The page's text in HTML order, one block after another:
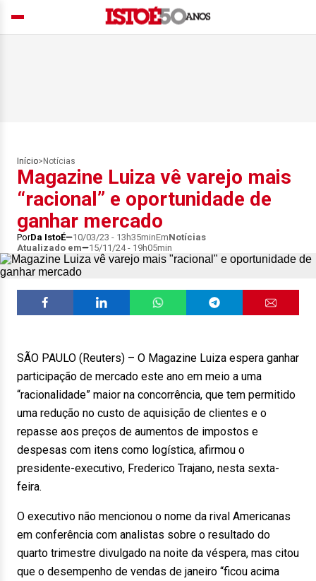
Início> Notícias
Magazine Luiza vê varejo mais
“racional” e oportunidade de
ganhar mercado
PorDa IstoÉ 10/03/23 - 13h35minEmNotícias
Atualizado em
15/11/24 - 19h05min
SÃO PAULO (Reuters) – O Magazine Luiza espera ganhar
participação de mercado este ano em meio a uma
“racionalidade” maior na concorrência, que tem permitido
uma redução no custo de aquisição de clientes e o
repasse aos preços de aumentos de impostos e
despesas com itens como logística, afirmou o
presidente-executivo, Frederico Trajano, nesta sexta-
feira.
O executivo não mencionou o nome da rival Americanas
em conferência com analistas sobre o resultado do
quarto trimestre divulgado na noite da véspera, mas citou
que o desempenho de vendas de janeiro “ficou acima